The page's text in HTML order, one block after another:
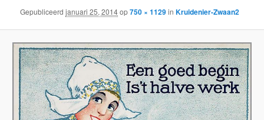
Gepubliceerdjanuari 25, 2014op750 × 1129inKruidenier-Zwaan2